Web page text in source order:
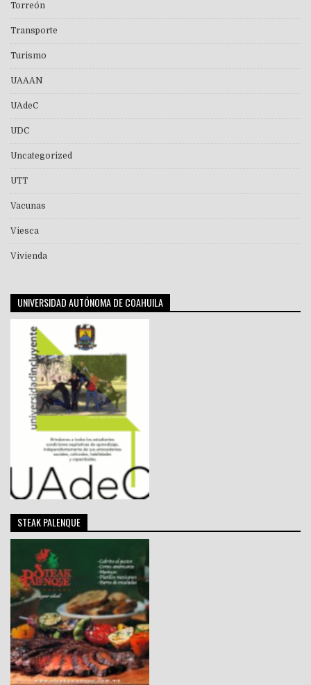
Torreón
Transporte
Turismo
UAAAN
UAdeC
UDC
Uncategorized
UTT
Vacunas
Viesca
Vivienda
UNIVERSIDAD AUTÓNOMA DE COAHUILA
STEAK PALENQUE